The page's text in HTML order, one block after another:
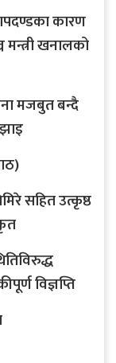
कारण
खनालको
मजबुत बन्दै
सहित उत्कृष्ठ
विज्ञप्ति